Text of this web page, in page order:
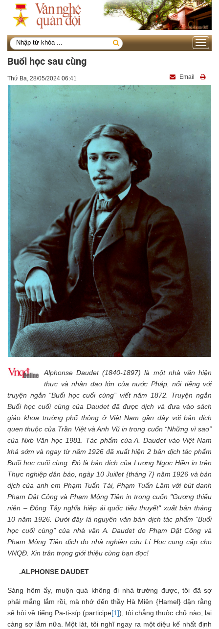
Toggle
Buổi học sau cùng
Thứ Ba, 28/05/2024 06:41 Email
Alphonse Daudet (1840-1897) là một nhà văn hiện
thực và nhân đạo lớn của nước Pháp, nổi tiếng với
truyện ngắn “Buổi học cuối cùng” viết năm 1872. Truyện ngắn
Buổi học cuối cùng của Daudet đã được dịch và đưa vào sách
giáo khoa trường phổ thông ở Việt Nam gần đây với bản dịch
quen thuộc của Trần Việt và Anh Vũ in trong cuốn “Những vì sao”
của Nxb Văn học 1981. Tác phẩm của A. Daudet vào Việt Nam
khá sớm và ngay từnăm 1926 đã xuất hiện 2 bản dịch tác phẩm
Buổi học cuối cùng. Đó là bản dịch của Lương Ngọc Hiền in trên
Thực nghiệp dân báo, ngày 10 Juillet {tháng 7} năm 1926 và bản
dịch của anh em Phạm Tuấn Tài, Phạm Tuấn Lâm với bút danh
Phạm Dật Công và Phạm Mộng Tiên in trong cuốn "Gương thiếu
niên – Đông Tây nghĩa hiệp ái quốc tiểu thuyết" xuất bản tháng
10 năm 1926. Dưới đây là nguyên văn bản dịch tác phẩm “Buổi
học cuối cùng” của nhà văn A. Daudet do Phạm Dật Công và
Phạm Mộng Tiên dịch do nhà nghiên cứu Lí Học cung cấp cho
VNQĐ. Xin trân trọng giới thiệu cùng bạn đọc!
.ALPHONSE DAUDET
Sáng hôm ấy, muộn quá không đi nhà trường được, tôi đã sợ
phải mắng lắm rồi, mà nhớ đến thầy Hà Miên {Hamel} dặn rằng
sẽ hỏi về tiếng Pa-ti-síp (participe[1]), tôi chẳng thuộc chữ nào, lại
càng sợ lắm nữa. Một lát, tôi nghĩ ngay ra một diệu kế nhất định